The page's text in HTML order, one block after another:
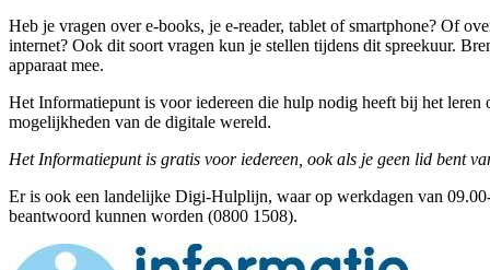
Heb je vragen over e-books, je e-reader, tablet of smartphone? Of
internet? Ook dit soort vragen kun je stellen tijdens dit spreekuur.
apparaat mee.
Het Informatiepunt is voor iedereen die hulp nodig heeft bij het leren
mogelijkheden van de digitale wereld.
Het Informatiepunt is gratis voor iedereen, ook als je geen lid bent
Er is ook een landelijke Digi-Hulplijn, waar op werkdagen van
beantwoord kunnen worden (0800 1508).